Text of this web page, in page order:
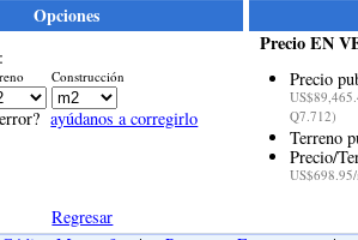
Opciones
Construcción
ayúdanos a corregirlo
Precio EN
Precio
Q7.712)
Terreno
Precio/
Regresar